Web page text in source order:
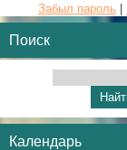
Забыл пароль
Поиск
Календарь